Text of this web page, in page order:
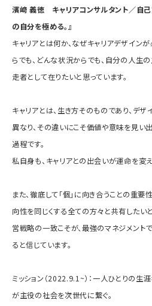
濱﨑 義徳 キャリアコンサルタント／自己
の自分を極める。』
キャリアとは何か、なぜキャリアデザイン
らでも、どんな状況からでも、自分の人生
走者として在りたいと思っています。
キャリアとは、生き方そのものであり、デザ
異なり、その違いにこそ価値や意味を見い
過程です。
私自身も、キャリアとの出会いが運命を変え
また、徹底して「個」に向き合うことの重要
向性を同じくする全ての方々と共有したい
営戦略の一致こそが、最強のマネジメント
ると信じています。
ミッション（2022.9.1~）：一人ひとりの生
が主役の社会を次世代に繋ぐ。